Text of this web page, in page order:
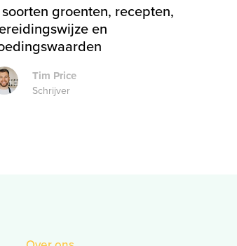
groenten, recepten,
en
Tim Price
Schrijver